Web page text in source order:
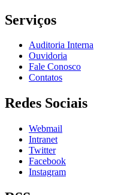
Serviços
Auditoria Interna
Ouvidoria
Fale Conosco
Contatos
Redes Sociais
Webmail
Intranet
Twitter
Facebook
Instagram